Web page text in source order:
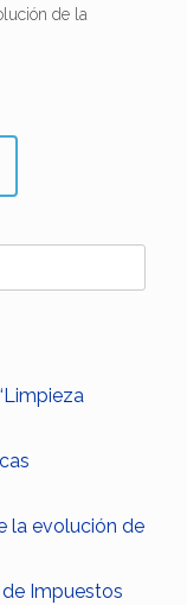
de la
la evolución de
Impuestos